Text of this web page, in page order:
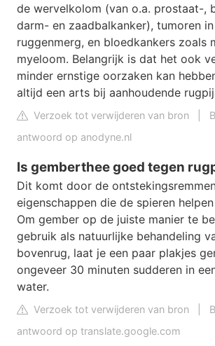
de wervelkolom (van o.a. prostaat-,
darm- en zaadbalkanker), tumoren
ruggenmerg, en bloedkankers zoals
myeloom. Belangrijk is dat het ook
minder ernstige oorzaken kan
altijd een arts bij aanhoudende
Verzoek tot verwijderen van bron
antwoord op anodyne.nl
Is gemberthee goed tegen
Dit komt door de
eigenschappen die de spieren
Om gember op de juiste manier te
gebruik als natuurlijke behandeling
bovenrug, laat je een paar plakjes
ongeveer 30 minuten sudderen in
water.
Verzoek tot verwijderen van bron
antwoord op translate.google.com